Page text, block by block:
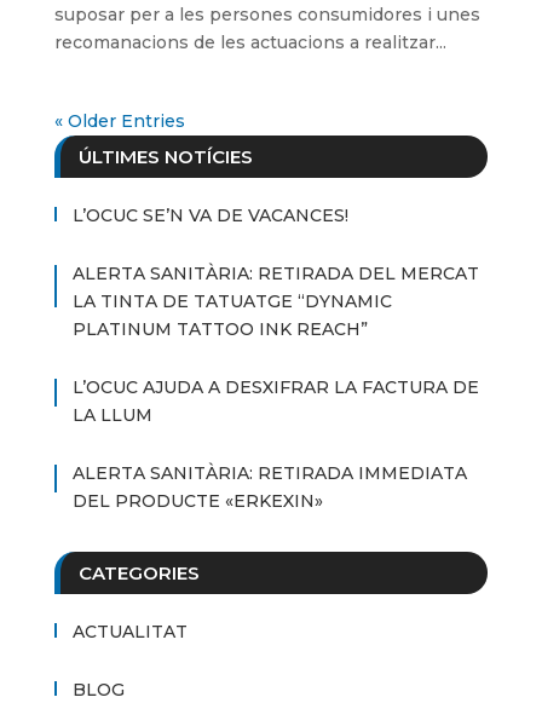
suposar per a les persones consumidores i unes
recomanacions de les actuacions a realitzar...
« Older Entries
ÚLTIMES NOTÍCIES
L’OCUC SE’N VA DE VACANCES!
ALERTA SANITÀRIA: RETIRADA DEL MERCAT
LA TINTA DE TATUATGE “DYNAMIC
PLATINUM TATTOO INK REACH”
L’OCUC AJUDA A DESXIFRAR LA FACTURA DE
LA LLUM
ALERTA SANITÀRIA: RETIRADA IMMEDIATA
DEL PRODUCTE «ERKEXIN»
CATEGORIES
ACTUALITAT
BLOG